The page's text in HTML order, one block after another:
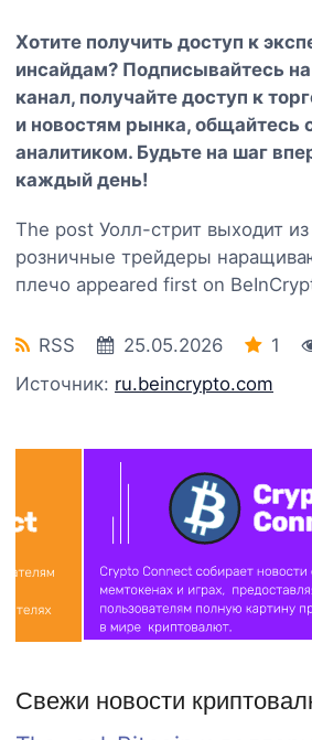
Хотите получить доступ к
инсайдам? Подписывайтесь
канал, получайте доступ к
и новостям рынка, общайтесь
аналитиком. Будьте на шаг
каждый день!
The post Уолл-стрит выходит
розничные трейдеры
плечо appeared first on
RSS 25.05.2026 1
Источник: ru.beincrypto.com
Свежи новости